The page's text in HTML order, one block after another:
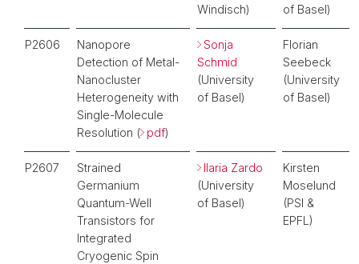
Windisch)
of Basel)
P2606
Nanopore
Detection of Metal-
Nanocluster
Heterogeneity with
Single-Molecule
Resolution ( pdf)
Sonja
Schmid
(University
of Basel)
Florian
Seebeck
(University
of Basel)
P2607
Strained
Germanium
Quantum-Well
Transistors for
Integrated
Cryogenic Spin
Ilaria Zardo
(University
of Basel)
Kirsten
Moselund
(PSI &
EPFL)